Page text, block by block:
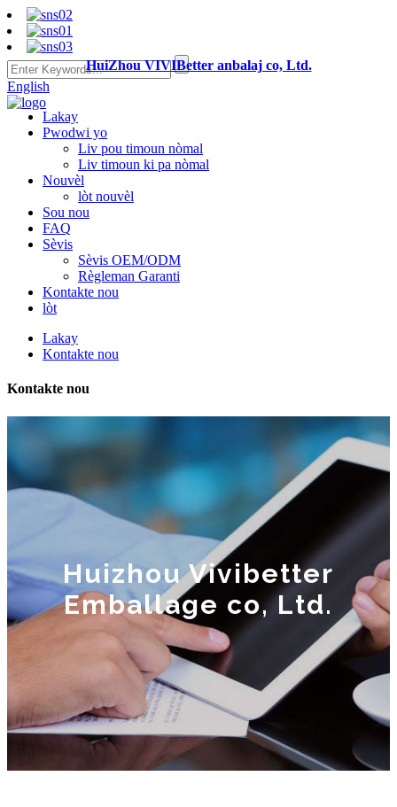
English
HuiZhou VIVIBetter anbalaj co, Ltd.
Lakay
Pwodwi yo
Liv pou timoun nòmal
Liv timoun ki pa nòmal
Nouvèl
lòt nouvèl
Sou nou
FAQ
Sèvis
Sèvis OEM/ODM
Règleman Garanti
Kontakte nou
lòt
Lakay
Kontakte nou
Kontakte nou
Huizhou Vivibetter
Emballage co, Ltd.